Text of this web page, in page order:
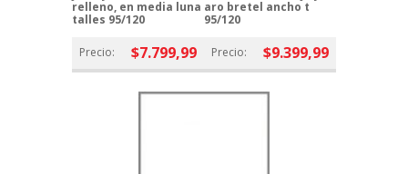
relleno, en media luna
talles 95/120
Precio: $7.799,99
aro bretel ancho t
95/120
Precio: $9.399,99